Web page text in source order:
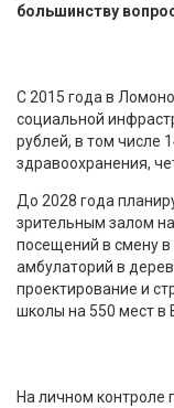
большинству
С 2015 года в
социальной
рублей, в том числе
здравоохранения,
До 2028 года
зрительным залом
посещений в смену
амбулаторий в
проектирование и
школы на 550 мест в
На личном контроле